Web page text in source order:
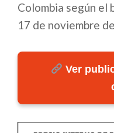
Colombia según
17 de noviembre
Ver